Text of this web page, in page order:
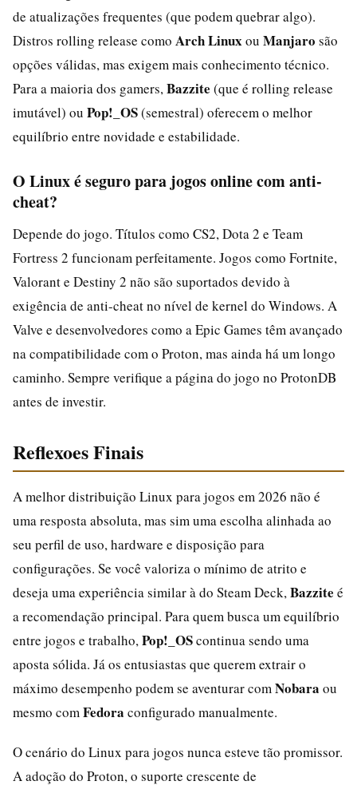
de atualizações frequentes (que podem quebrar algo).
Distros rolling release como Arch Linuxou Manjaro são
opções válidas, mas exigem mais conhecimento técnico.
Para a maioria dos gamers, Bazzite (que é rolling release
imutável) ou Pop!_OS(semestral) oferecem o melhor
equilíbrio entre novidade e estabilidade.
O Linux é seguro para jogos online com anti-
cheat?
Depende do jogo. Títulos como CS2, Dota 2 e Team
Fortress 2 funcionam perfeitamente. Jogos como Fortnite,
Valorant e Destiny 2 não são suportados devido à
exigência de anti-cheat no nível de kernel do Windows. A
Valve e desenvolvedores como a Epic Games têm avançado
na compatibilidade com o Proton, mas ainda há um longo
caminho. Sempre verifique a página do jogo no ProtonDB
antes de investir.
Reflexoes Finais
A melhor distribuição Linux para jogos em 2026 não é
uma resposta absoluta, mas sim uma escolha alinhada ao
seu perfil de uso, hardware e disposição para
configurações. Se você valoriza o mínimo de atrito e
deseja uma experiência similar à do Steam Deck, Bazzite é
a recomendação principal. Para quem busca um equilíbrio
entre jogos e trabalho, Pop!_OScontinua sendo uma
aposta sólida. Já os entusiastas que querem extrair o
máximo desempenho podem se aventurar com Nobara ou
mesmo com Fedora configurado manualmente.
O cenário do Linux para jogos nunca esteve tão promissor.
A adoção do Proton, o suporte crescente de